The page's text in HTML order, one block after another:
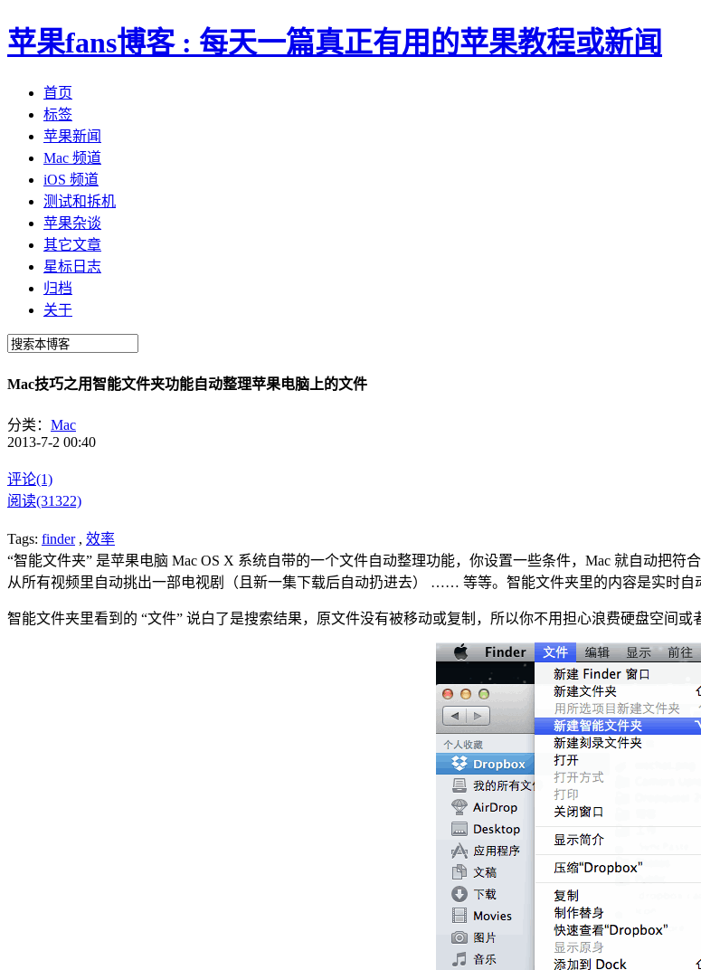
苹果fans博客 : 每天一篇真正有用的苹果教程或新闻
首页
标签
苹果新闻
Mac 频道
iOS 频道
测试和拆机
苹果杂谈
其它文章
星标日志
归档
关于
Mac技巧之用智能文件夹功能自动整理苹果电脑上的文件
分类： Mac
2013-7-2 00:40
评论(1)
阅读(31322)
Tags: finder, 效率
“智能文件夹” 是苹果电脑 Mac OS X 系统自带的一个文件自动整理功能，你设置一些条件，Mac 就自动把
从所有视频里自动挑出一部电视剧（且新一集下载后自动扔进去） …… 等等。智能文件夹里的内容是实时自
智能文件夹里看到的 “文件” 说白了是搜索结果，原文件没有被移动或复制，所以你不用担心浪费硬盘空间